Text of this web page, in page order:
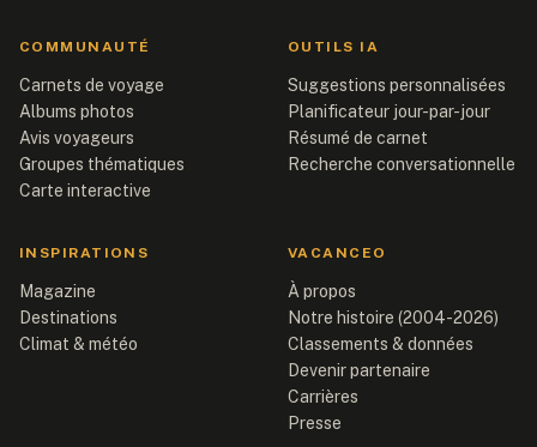
COMMUNAUTÉ
Carnets de voyage
Albums photos
Avis voyageurs
Groupes thématiques
Carte interactive
OUTILS IA
Suggestions personnalisées
Planificateur jour-par-jour
Résumé de carnet
Recherche conversationnelle
INSPIRATIONS
Magazine
Destinations
Climat & météo
VACANCEO
À propos
Notre histoire (2004-2026)
Classements & données
Devenir partenaire
Carrières
Presse